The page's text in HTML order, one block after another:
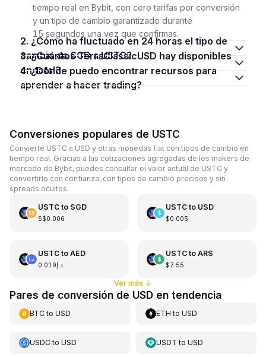
tiempo real en Bybit, con cero tarifas por conversión
y un tipo de cambio garantizado durante
15 segundos una vez que confirmas.
2. ¿Cómo ha fluctuado en 24 horas el tipo de
cambio de SGD a USTC?
3. ¿Cuántos TerraClassicUSD hay disponibles
en total?
4. ¿Dónde puedo encontrar recursos para
aprender a hacer trading?
Conversiones populares de USTC
Convierte USTC a USD y otras monedas fiat con tipos de cambio en
tiempo real. Gracias a las cotizaciones agregadas de los makers de
mercado de Bybit, puedes consultar el valor actual de USTC y
convertirlo con confianza, con tipos de cambio precisos y sin
spreads ocultos.
USTCto SGD
S$0.006
USTCto USD
$0.005
USTCto AED
د.إ0.019
USTCto ARS
$7.55
Ver más ↓
Pares de conversión de USD en tendencia
BTCto USD ETH toUSD
USDCto USD USDT toUSD